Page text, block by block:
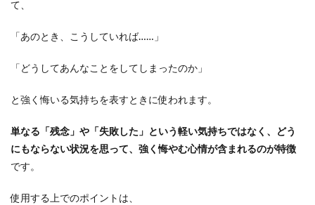
て、
「あのとき、こうしていれば……」
「どうしてあんなことをしてしまったのか」
と強く悔いる気持ちを表すときに使われます。
単なる「残念」や「失敗した」という軽い気持ちではなく、どう
にもならない状況を思って、強く悔やむ心情が含まれるのが特徴
です。
使用する上でのポイントは、